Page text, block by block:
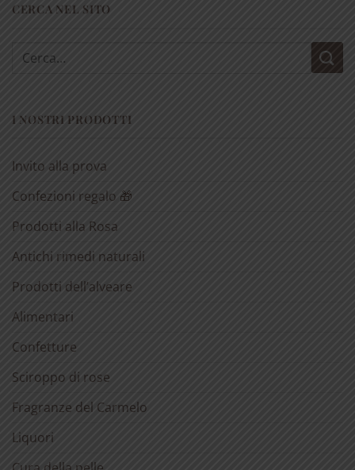
CERCA NEL SITO
Cerca:
I NOSTRI PRODOTTI
Invito alla prova
Confezioni regalo 🎁
Prodotti alla Rosa
Antichi rimedi naturali
Prodotti dell’alveare
Alimentari
Confetture
Sciroppo di rose
Fragranze del Carmelo
Liquori